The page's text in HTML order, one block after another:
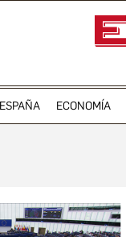
ESPAÑA ECONOMÍA